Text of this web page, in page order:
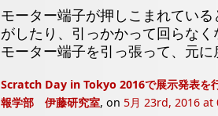
モーター端子が押しこまれてい
がしたり、引っかかって回らな
モーター端子を引っ張って、元
Scratch Day in Tokyo 2016で展示発表を
報学部 伊藤研究室, on 5月 23rd, 2016 at